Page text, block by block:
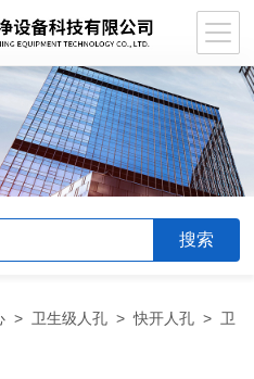
> 卫生级人孔 >快开人孔 > 卫